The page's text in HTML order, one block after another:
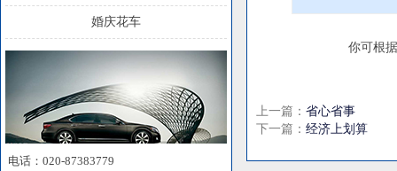
婚庆花车
电话：020-87383779
你可根据不同
上一篇： 省心省事
下一篇： 经济上划算